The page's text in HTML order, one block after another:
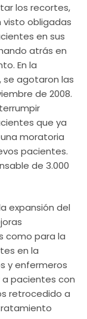
los recortes,
visto obligadas
en sus
atrás en
En la
se agotaron las
de 2008.
que ya
moratoria
pacientes.
de 3.000
expansión del
como para la
en la
y enfermeros
pacientes con
retrocedido a